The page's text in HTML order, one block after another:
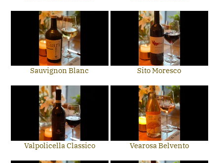
Sauvignon Blanc Sito Moresco
Valpolicella Classico Vearosa Belvento